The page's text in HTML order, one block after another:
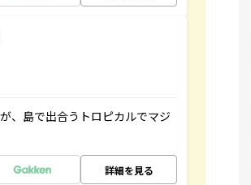
、島で出合うトロピカルでマジ
詳細を見る